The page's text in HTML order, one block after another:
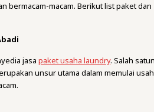
bermacam-macam. Berikut list paket dan
jasapaket usaha laundry. Salah
unsur utama dalam memulai